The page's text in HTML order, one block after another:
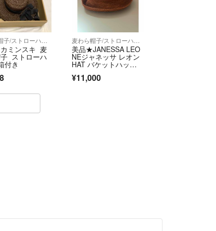
喫煙なし。
な梱包を心がけております（畳みシワはご容
けます。素敵なご縁がありますように。
ミンスキ 麦
ストローハ
付き
美品★JANESSA LEO
NEジャネッサ レオン
HAT バケットハッ
ト 麦わら帽子
¥11,000